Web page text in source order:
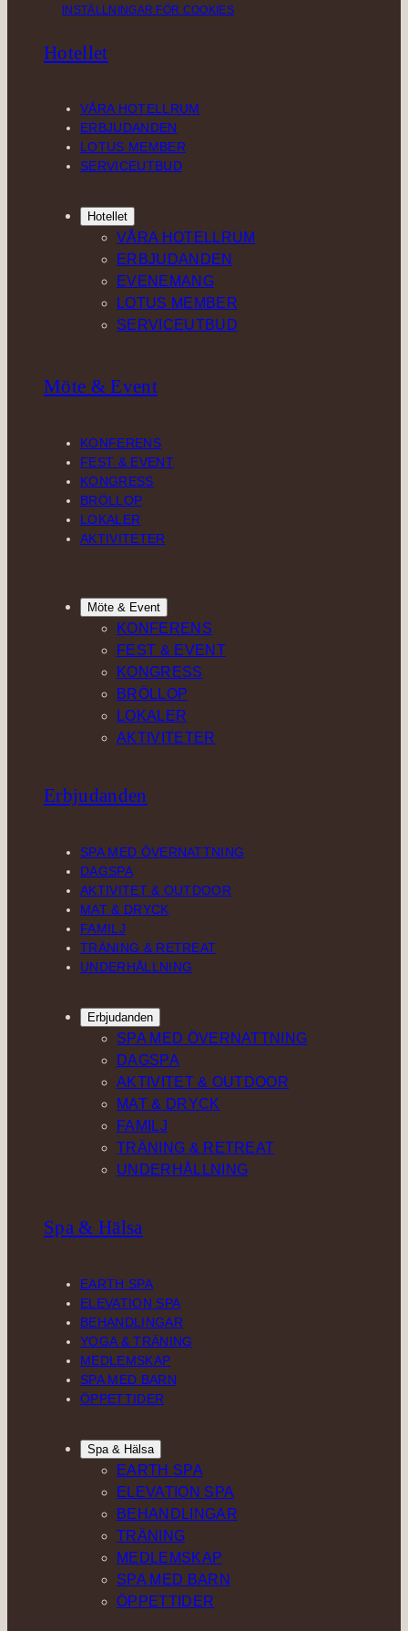
s
a
a
m
n
n
c
k
k
INSTÄLLNINGAR FÖR COOKIES
Hotellet
VÅRA HOTELLRUM
ERBJUDANDEN
LOTUS MEMBER
SERVICEUTBUD
Hotellet
VÅRA HOTELLRUM
ERBJUDANDEN
EVENEMANG
LOTUS MEMBER
SERVICEUTBUD
Möte & Event
KONFERENS
FEST & EVENT
KONGRESS
BRÖLLOP
LOKALER
AKTIVITETER
Möte & Event
KONFERENS
FEST & EVENT
KONGRESS
BRÖLLOP
LOKALER
AKTIVITETER
Erbjudanden
SPA MED ÖVERNATTNING
DAGSPA
AKTIVITET & OUTDOOR
MAT & DRYCK
FAMILJ
TRÄNING & RETREAT
UNDERHÅLLNING
Erbjudanden
SPA MED ÖVERNATTNING
DAGSPA
AKTIVITET & OUTDOOR
MAT & DRYCK
FAMILJ
TRÄNING & RETREAT
UNDERHÅLLNING
Spa & Hälsa
EARTH SPA
ELEVATION SPA
BEHANDLINGAR
YOGA & TRÄNING
MEDLEMSKAP
SPA MED BARN
ÖPPETTIDER
Spa & Hälsa
EARTH SPA
ELEVATION SPA
BEHANDLINGAR
TRÄNING
MEDLEMSKAP
SPA MED BARN
ÖPPETTIDER